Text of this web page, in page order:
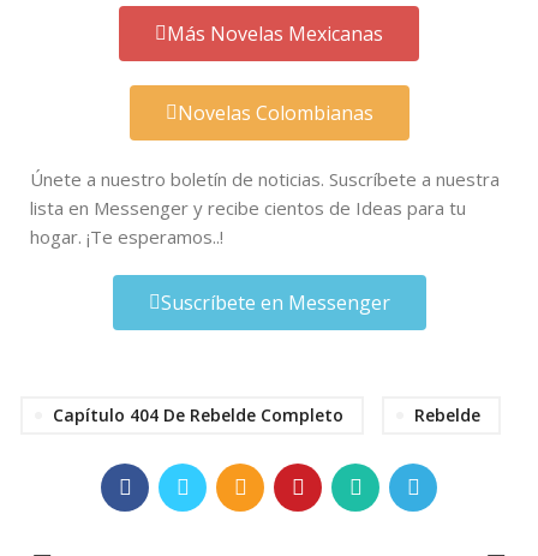
Más Novelas Mexicanas
Novelas Colombianas
Únete a nuestro boletín de noticias. Suscríbete a nuestra
lista en Messenger y recibe cientos de Ideas para tu
hogar. ¡Te esperamos..!
Suscríbete en Messenger
Capítulo 404 De Rebelde Completo Rebelde